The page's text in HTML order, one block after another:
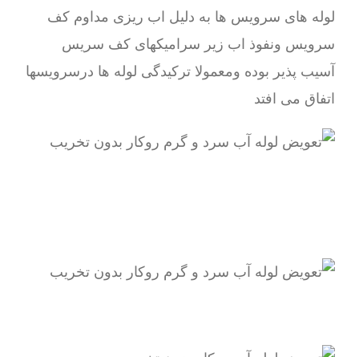
لوله های سرویس ها به دلیل اب ریزی مداوم کف
سرویس ونفوذ اب زیر سرامیکهای کف سریس
آسیب پذیر بوده ومعمولا ترکیدگی لوله ها درسرویسها
اتفاق می افتد